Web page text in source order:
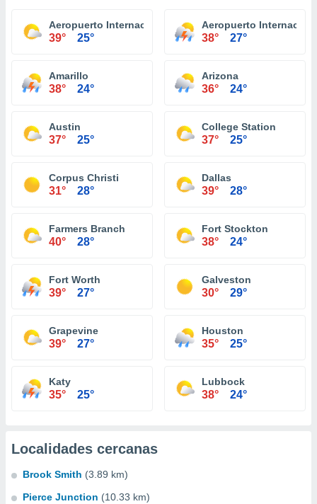
Aeropuerto Internacional El Paso
39° 25°
Aeropuerto
38° 27°
Amarillo
38° 24°
Arizona
36° 24°
Austin
37° 25°
College Station
37° 25°
Corpus Christi
31° 28°
Dallas
39° 28°
Farmers Branch
40° 28°
Fort Stockton
38° 24°
Fort Worth
39° 27°
Galveston
30° 29°
Grapevine
39° 27°
Houston
35° 25°
Katy
35° 25°
Lubbock
38° 24°
Localidades cercanas
Brook Smith (3.89 km)
Pierce Junction (10.33 km)